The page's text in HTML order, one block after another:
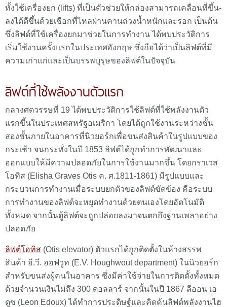
ทั้งใช้เครื่องยก (lifts) ที่เป็นตัวช่วยให้กล่องสามารถเคลื่อนที่ขึ้น-
ลงได้ดีขึ้นด้วยเชือกที่ไหลผ่านคานถ่วงน้ำหนักและรอก เป็นต้น
ซึ่งลิฟต์ที่ใช้เครื่องยกมาช่วยในการทำงาน ได้พบประวัติการ
เริ่มใช้งานครั้งแรกในประเทศอังกฤษ ซึ่งถือได้ว่าเป็นลิฟต์ที่มี
ความเก่าแก่และเป็นบรรพบุรุษของลิฟต์ในปัจจุบัน
ลิฟต์ที่ใช้พลังงานตัวแรก
กลางศตวรรษที่ 19 ได้พบประวัติการใช้ลิฟต์ที่ใช้พลังงานตัว
แรกขึ้นในประเทศสหรัฐอเมริกา โดยได้ถูกใช้งานระหว่างชั้น
สองชั้นภายในอาคารที่นิวยอร์กเพื่อขนส่งสินค้าในรูปแบบของ
กระเช้า จนกระทั่งในปี 1853 ลิฟต์ได้ถูกทำการพัฒนาและ
ออกแบบให้มีความปลอดภัยในการใช้งานมากขึ้น โดยกราเวส
โอทิส (Elisha Graves Otis ค. ศ.1811-1861) มีรูปแบบและ
กระบวนการทำงานเมื่อระบบยกตัวของลิฟต์ขัดข้อง คือระบบ
การทำงานของลิฟต์จะหยุดทำงานด้วยตนเองโดยอัตโนมัติ
ทั้งหมด จากนั้นตู้ลิฟต์จะถูกปล่อยลงมาจนตกถึงฐานเพลาอย่าง
ปลอดภัย
ลิฟต์โอทิส (Otis elevator) ตัวแรกได้ถูกติดตั้งในห้างสรรพ
สินค้า อี.วี. ฮอฟวูท (E.V. Houghwout department) ในนิวยอร์ก
สำหรับขนส่งผู้คนในอาคาร ซึ่งมีค่าใช้จ่ายในการติดตั้งทั้งหมด
ด้วยจำนวนเงินไม่ถึง 300 ดอลลาร์ จากนั้นในปี 1867 ลีออน เอ
ดูซ (Leon Edoux) ได้ทำการประดิษฐ์และคิดค้นลิฟต์พลังงานไฮ